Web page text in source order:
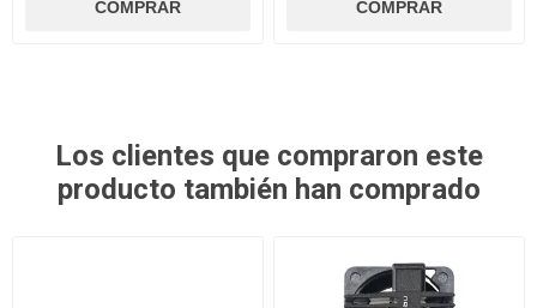
Los clientes que compraron este
producto también han comprado